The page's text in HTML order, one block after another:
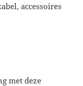
accessoires
met deze